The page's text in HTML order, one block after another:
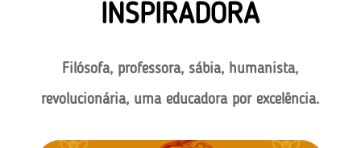
INSPIRADORA
Filósofa, professora, sábia, humanista,
revolucionária, uma educadora por excelência.